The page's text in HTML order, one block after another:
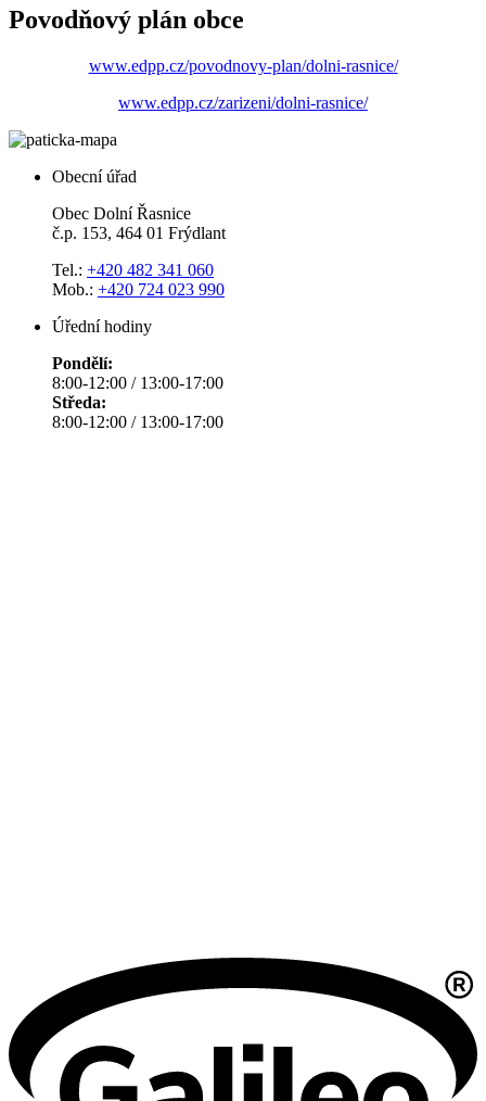
Povodňový plán obce
www.edpp.cz/povodnovy-plan/dolni-rasnice/
www.edpp.cz/zarizeni/dolni-rasnice/
Obecní úřad
Obec Dolní Řasnice
č.p. 153, 464 01 Frýdlant
Tel.: +420 482 341 060
Mob.: +420 724 023 990
Úřední hodiny
Pondělí:
8:00-12:00 / 13:00-17:00
Středa:
8:00-12:00 / 13:00-17:00